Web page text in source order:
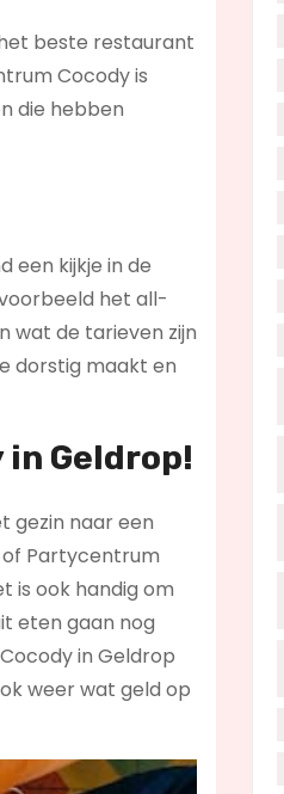
beste restaurant
Cocody is
die hebben
een kijkje in de
het all-
wat de tarieven zijn
dorstig maakt en
Geldrop!
gezin naar een
of Partycentrum
is ook handig om
eten gaan nog
in Geldrop
weer wat geld op